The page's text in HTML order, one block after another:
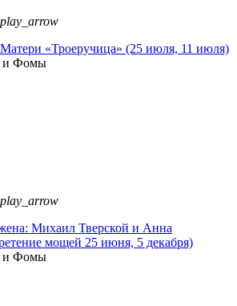
play_arrow
«Троеручица» (25 июля, 11 июля)
и Фомы
play_arrow
Михаил Тверской и Анна
мощей 25 июня, 5 декабря)
и Фомы